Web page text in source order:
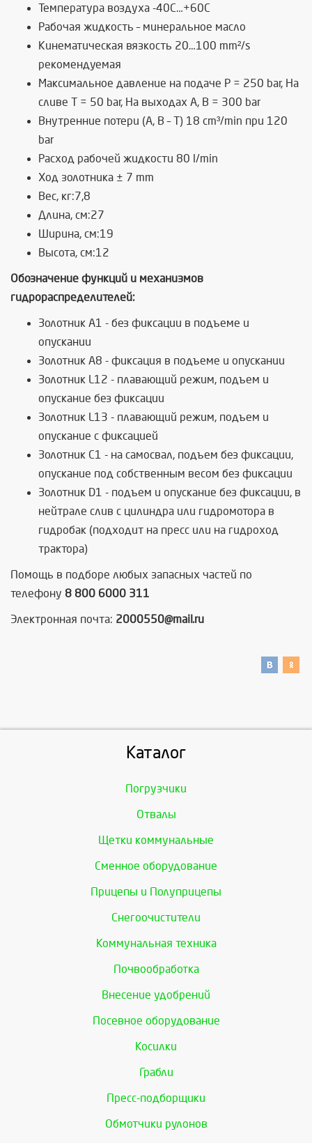
Температура воздуха -40C…+60C
Рабочая жидкость – минеральное масло
Кинематическая вязкость 20…100 mm²/s
рекомендуемая
Максимальное давление на подаче P = 250 bar, На
сливе T = 50 bar, На выходах A, B = 300 bar
Внутренние потери (А, В – Т) 18 cm³/min при 120
bar
Расход рабочей жидкости 80 l/min
Ход золотника ± 7 mm
Вес, кг:7,8
Длина, см:27
Ширина, см:19
Высота, см:12
Обозначение функций и механизмов
гидрораспределителей:
Золотник А1 - без фиксации в подъеме и
опускании
Золотник А8 - фиксация в подъеме и опускании
Золотник L12 - плавающий режим, подъем и
опускание без фиксации
Золотник L13 - плавающий режим, подъем и
опускание с фиксацией
Золотник C1 - на самосвал, подъем без фиксации,
опускание под собственным весом без фиксации
Золотник D1 - подъем и опускание без фиксации, в
нейтрале слив с цилиндра или гидромотора в
гидробак (подходит на пресс или на гидроход
трактора)
Помощь в подборе любых запасных частей по
телефону 8 800 6000 311
Электронная почта: 2000550@mail.ru
Каталог
Погрузчики
Отвалы
Щетки коммунальные
Сменное оборудование
Прицепы и Полуприцепы
Снегоочистители
Коммунальная техника
Почвообработка
Внесение удобрений
Посевное оборудование
Косилки
Грабли
Пресс-подборщики
Обмотчики рулонов